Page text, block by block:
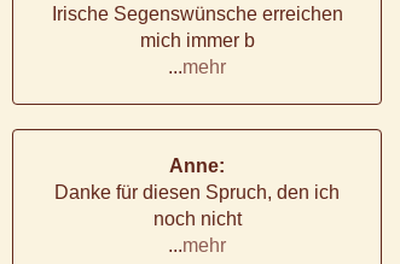
Irische Segenswünsche erreichen
mich immer b
...mehr
Anne:
Danke für diesen Spruch, den ich
noch nicht
...mehr